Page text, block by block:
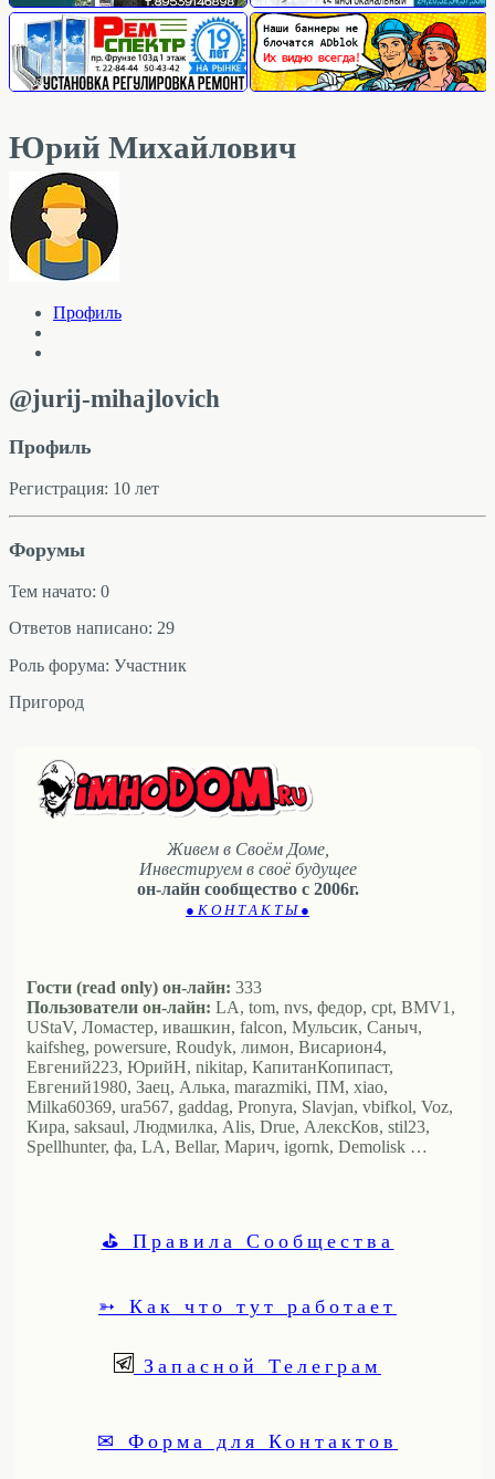
Юрий Михайлович
Профиль
@jurij-mihajlovich
Профиль
Регистрация: 10 лет
Форумы
Тем начато: 0
Ответов написано: 29
Роль форума: Участник
Пригород
Живем в Своём Доме,
Инвестируем в своё будущее
он-лайн сообщество с 2006г.
● К О Н Т А К Т Ы ●
Гости (read only) он-лайн: 333
Пользователи он-лайн: LA, tom, nvs, федор, cpt, BMV1,
UStaV, Ломастер, ивашкин, falcon, Мульсик, Саныч,
kaifsheg, powersure, Roudyk, лимон, Висариoн4,
Евгений223, ЮрийН, nikitap, КапитанКопипаст,
Евгений1980, Заец, Алька, marazmiki, ПМ, xiao,
Milka60369, ura567, gaddag, Pronyra, Slavjan, vbifkol, Voz,
Кира, saksaul, Людмилка, Alis, Drue, АлексКов, stil23,
Spellhunter, фа, LA, Bellar, Марич, igornk, Demolisk …
⛳ Правила Сообщества
➳ Как что тут работает
Запасной Телеграм
✉ Форма для Контактов